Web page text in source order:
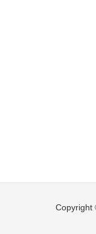
Copyright